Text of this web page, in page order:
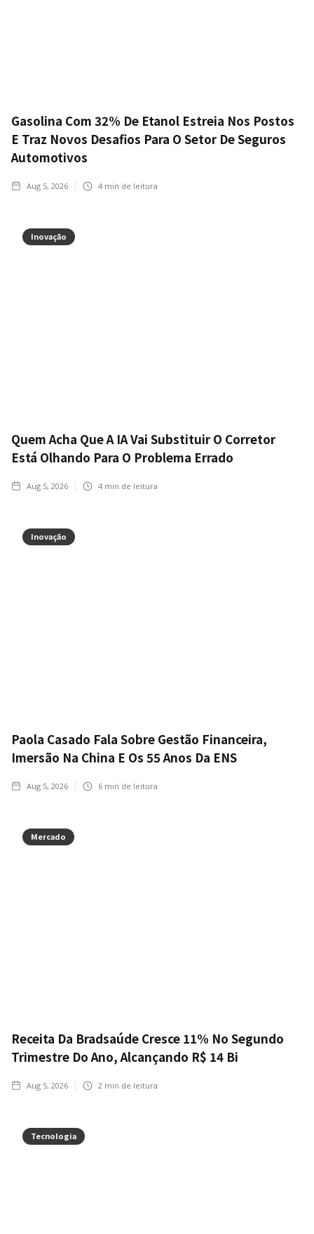
Gasolina Com 32% De Etanol Estreia Nos Postos
E Traz Novos Desafios Para O Setor De Seguros
Automotivos
Aug 5, 2026 4 min de leitura
Inovação
Quem Acha Que A IA Vai Substituir O Corretor
Está Olhando Para O Problema Errado
Aug 5, 2026 4 min de leitura
Inovação
Paola Casado Fala Sobre Gestão Financeira,
Imersão Na China E Os 55 Anos Da ENS
Aug 5, 2026 6 min de leitura
Mercado
Receita Da Bradsaúde Cresce 11% No Segundo
Trimestre Do Ano, Alcançando R$ 14 Bi
Aug 5, 2026 2 min de leitura
Tecnologia